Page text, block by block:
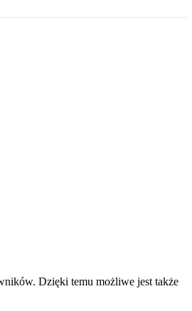
Dzięki temu możliwe jest także